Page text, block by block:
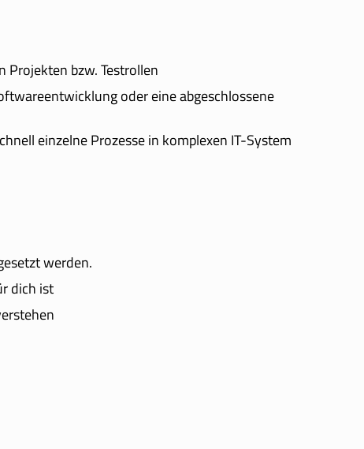
Projekten bzw. Testrollen
oder eine abgeschlossene
einzelne Prozesse in komplexen IT-System
werden.
dich ist